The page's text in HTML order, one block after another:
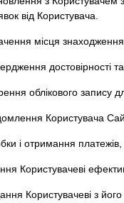
від Користувача.
місця
достовірності
облікового запису
Користувача
і отримання платежів,
Користувачеві
Користувачеві з його